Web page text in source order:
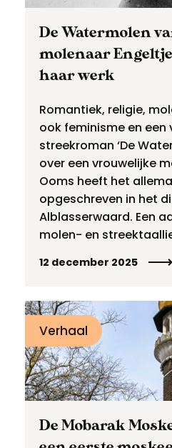
De Watermolen
molenaar
haar werk
Romantiek, religie,
ook feminisme en
streekroman ‘De
over een vrouwelijke
Ooms heeft het
opgeschreven in het
Alblasserwaard. Een
molen- en
12 december 2025
De Mobarak
Verhaal